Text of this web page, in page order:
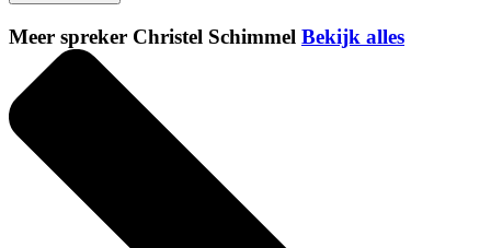
Meer spreker Christel Schimmel Bekijk alles